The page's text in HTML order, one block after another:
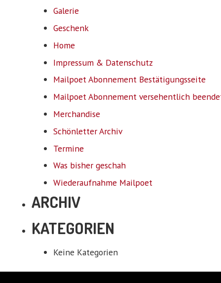
Galerie
Geschenk
Home
Impressum & Datenschutz
Mailpoet Abonnement Bestätigungsseite
Mailpoet Abonnement versehentlich
Merchandise
Schönletter Archiv
Termine
Was bisher geschah
Wiederaufnahme Mailpoet
ARCHIV
KATEGORIEN
Keine Kategorien